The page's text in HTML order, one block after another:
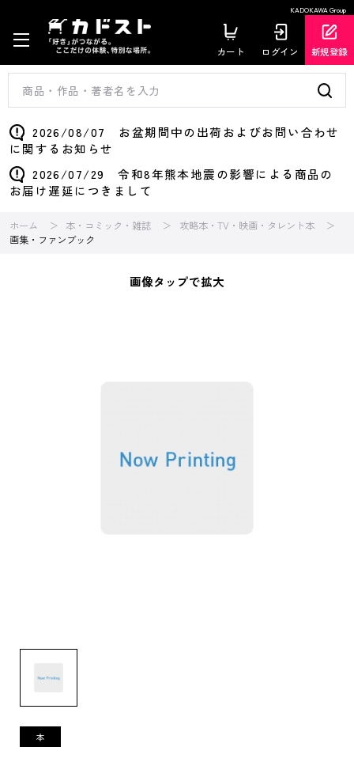
KADOKAWA Group
カート ログイン 新規登録
2026/08/07 お盆期間中の出荷およびお問い合わせ
に関するお知らせ
2026/07/29 令和8年熊本地震の影響による商品の
お届け遅延につきまして
ホーム 本・コミック・雑誌
攻略本・TV・映画・タレント本
画集・ファンブック
画像タップで拡大